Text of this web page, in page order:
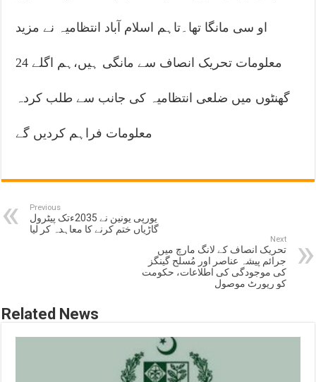
او سی مانگا تھا۔تاہم اسلام آباد انتظامیہ نے مزید
معلومات تحریک انصاف سے مانگی ہیں،ہم اگلے 24
گھنٹوں میں ضلعی انتظامیہ کی جانب سے طلب کردہ
معلومات فراہم کردیں گے
Previous
یورپی یونین نے 2035ءتک پیٹرول
گاڑیاں ختم کرنے کا معاہدہ کر لیا
Next
تحریک انصاف کے لانگ مارچ میں
جرائم پیشہ عناصر اور مُسلح گینگز
کی موجودگی کی اطلاعات، حکومت
کو رپورٹ موصول
Related News